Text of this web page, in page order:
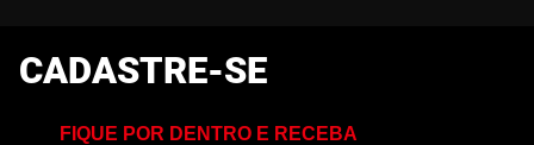
CADASTRE-SE
FIQUE POR DENTRO E RECEBA